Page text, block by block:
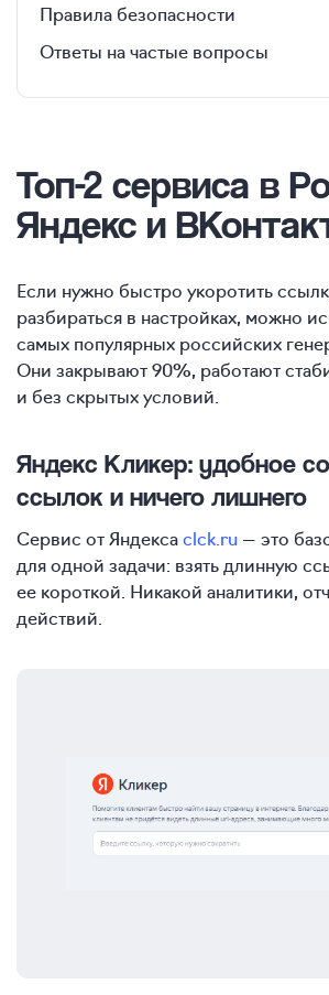
Правила безопасности
Ответы на частые вопросы
Топ-2 сервиса в
Яндекс и
Если нужно быстро укоротить
разбираться в настройках, можно
самых популярных российских
Они закрывают 90%, работают
и без скрытых условий.
Яндекс Кликер: удобное
ссылок и ничего лишнего
Сервис от Яндексаclck.ru — это
для одной задачи: взять длинную
ее короткой. Никакой аналитики,
действий.